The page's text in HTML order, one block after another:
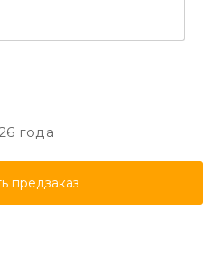
года
предзаказ